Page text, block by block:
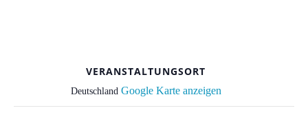
VERANSTALTUNGSORT
Deutschland Google Karte anzeigen